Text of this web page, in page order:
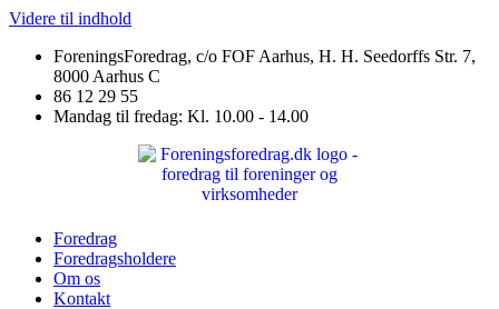
Videre til indhold
ForeningsForedrag, c/o FOF Aarhus, H. H. Seedorffs Str. 7,
8000 Aarhus C
86 12 29 55
Mandag til fredag: Kl. 10.00 - 14.00
Foredrag
Foredragsholdere
Om os
Kontakt